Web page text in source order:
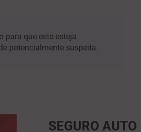
para que este esteja
potencialmente suspeita.
SEGURO AUTO